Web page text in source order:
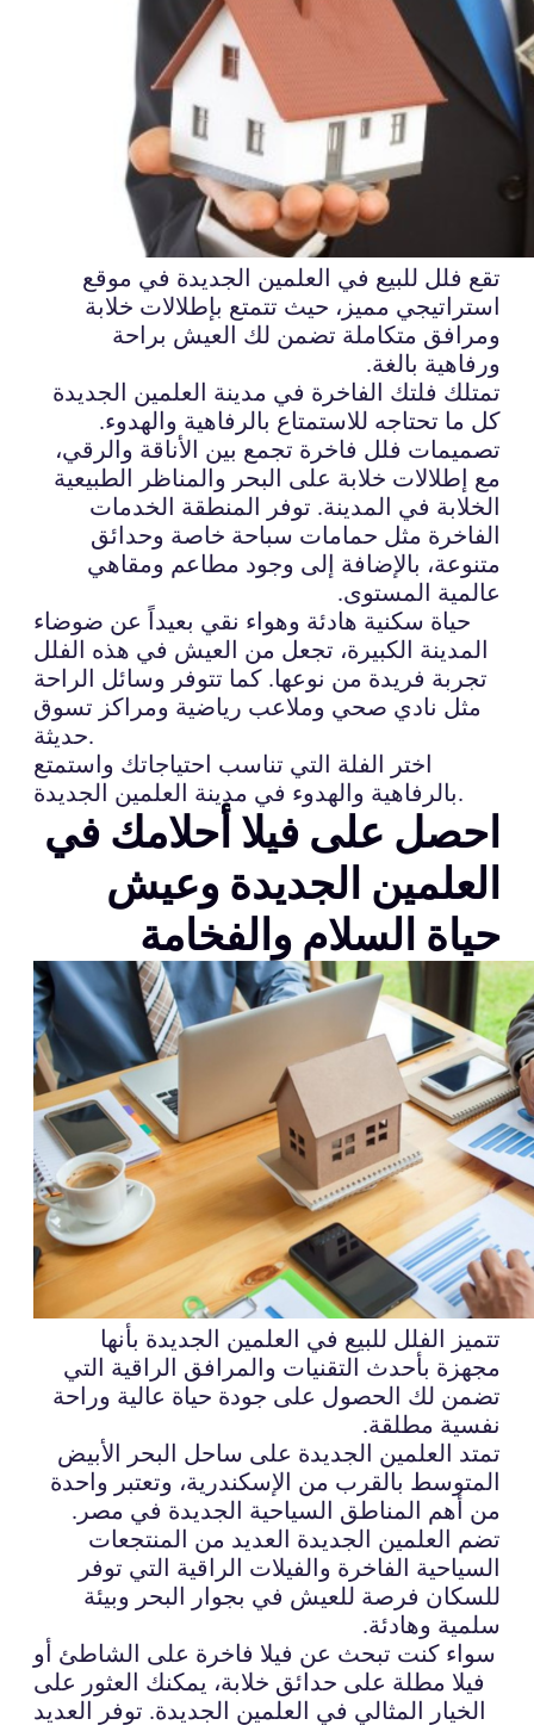
تقع فلل للبيع في العلمين الجديدة في موقع
استراتيجي مميز، حيث تتمتع بإطلالات خلابة
ومرافق متكاملة تضمن لك العيش براحة
ورفاهية بالغة.
تمتلك فلتك الفاخرة في مدينة العلمين الجديدة
كل ما تحتاجه للاستمتاع بالرفاهية والهدوء.
تصميمات فلل فاخرة تجمع بين الأناقة والرقي،
مع إطلالات خلابة على البحر والمناظر الطبيعية
الخلابة في المدينة. توفر المنطقة الخدمات
الفاخرة مثل حمامات سباحة خاصة وحدائق
متنوعة، بالإضافة إلى وجود مطاعم ومقاهي
عالمية المستوى.
حياة سكنية هادئة وهواء نقي بعيداً عن ضوضاء
المدينة الكبيرة، تجعل من العيش في هذه الفلل
تجربة فريدة من نوعها. كما تتوفر وسائل الراحة
مثل نادي صحي وملاعب رياضية ومراكز تسوق
حديثة.
اختر الفلة التي تناسب احتياجاتك واستمتع
بالرفاهية والهدوء في مدينة العلمين الجديدة.
احصل على فيلا أحلامك في
العلمين الجديدة وعيش
حياة السلام والفخامة
تتميز الفلل للبيع في العلمين الجديدة بأنها
مجهزة بأحدث التقنيات والمرافق الراقية التي
تضمن لك الحصول على جودة حياة عالية وراحة
نفسية مطلقة.
تمتد العلمين الجديدة على ساحل البحر الأبيض
المتوسط ​​بالقرب من الإسكندرية، وتعتبر واحدة
من أهم المناطق السياحية الجديدة في مصر.
تضم العلمين الجديدة العديد من المنتجعات
السياحية الفاخرة والفيلات الراقية التي توفر
للسكان فرصة للعيش في بجوار البحر وبيئة
سلمية وهادئة.
سواء كنت تبحث عن فيلا فاخرة على الشاطئ أو
فيلا مطلة على حدائق خلابة، يمكنك العثور على
الخيار المثالي في العلمين الجديدة. توفر العديد